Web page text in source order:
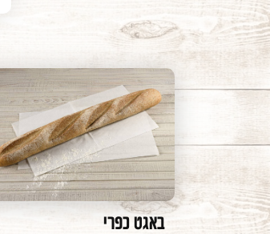
לחם אותנטי
שבועות
באגט כפרי